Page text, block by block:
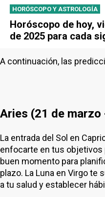
HORÓSCOPO Y ASTROLOGÍA
Horóscopo de hoy,
de 2025 para cada
A continuación, las
Aries (21 de marzo
La entrada del Sol en
enfocarte en tus objetivos
buen momento para
plazo. La Luna en Virgo te
a tu salud y establecer